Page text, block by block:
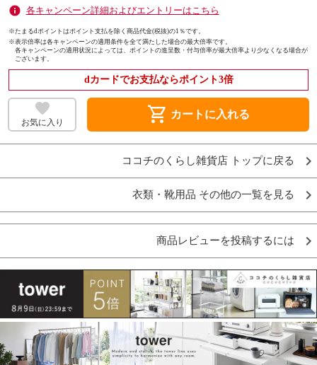
各キャンペーン詳細およびエントリーはこちら
※たまるdポイントはポイント支払を除く商品代金(税抜)の1％です。
※表示倍率は各キャンペーンの適用条件を全て満たした場合の最大倍率です。
各キャンペーンの適用状況によっては、ポイントの進呈数・付与倍率が最大倍率より少なくなる場合が
ございます。
dカードでお支払ならポイント3倍
お気に入り shopping_cart カートに入れる
ココチのくらし雑貨店 トップに戻る
衣類・靴用品 その他の一覧を見る
商品レビューを投稿するには